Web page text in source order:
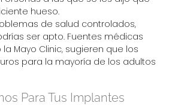
hueso.
de salud controlados,
ser apto. Fuentes médicas
la Mayo Clinic, sugieren que los
para la mayoría de los adultos
Para Tus Implantes